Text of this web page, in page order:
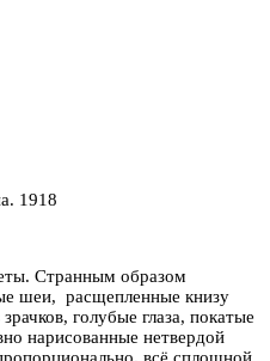
1918
Странным образом
шеи, расщепленные книзу
голубые глаза, покатые
нарисованные нетвердой